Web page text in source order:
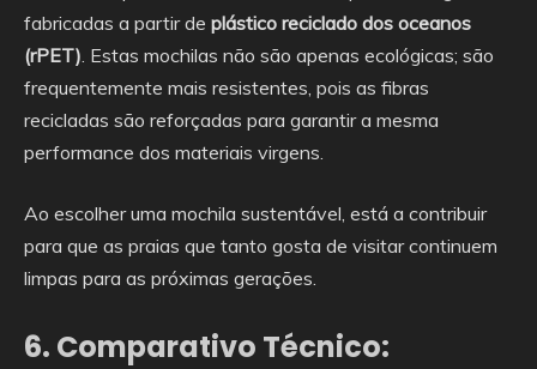
fabricadas a partir de plástico reciclado dos oceanos
(rPET). Estas mochilas não são apenas ecológicas; são
frequentemente mais resistentes, pois as fibras
recicladas são reforçadas para garantir a mesma
performance dos materiais virgens.
Ao escolher uma mochila sustentável, está a contribuir
para que as praias que tanto gosta de visitar continuem
limpas para as próximas gerações.
6. Comparativo Técnico: